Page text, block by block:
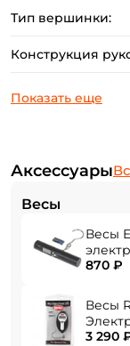
вставками
Тип вершинки:
Конструкция
Аксессуары
Весы
Весы
870 ₽
Весы
3 290